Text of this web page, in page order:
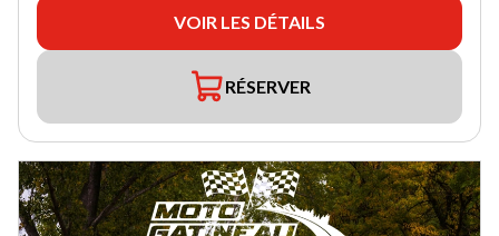
VOIR LES DÉTAILS
RÉSERVER